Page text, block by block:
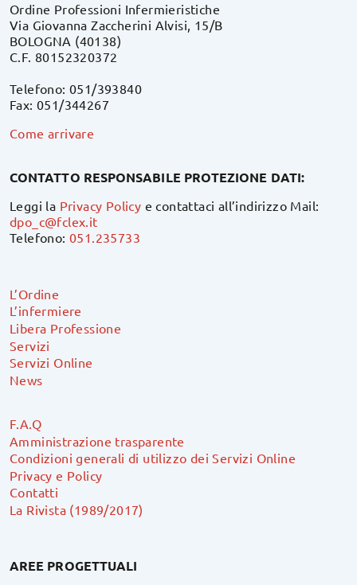
Ordine Professioni Infermieristiche
Via Giovanna Zaccherini Alvisi, 15/B
BOLOGNA (40138)
C.F. 80152320372
Telefono: 051/393840
Fax: 051/344267
Come arrivare
CONTATTO RESPONSABILE PROTEZIONE DATI:
Leggi la Privacy Policy e contattaci all’indirizzo Mail:
dpo_c@fclex.it
Telefono:051.235733
L’Ordine
L’infermiere
Libera Professione
Servizi
Servizi Online
News
F.A.Q
Amministrazione trasparente
Condizioni generali di utilizzo dei Servizi Online
Privacy e Policy
Contatti
La Rivista (1989/2017)
AREE PROGETTUALI